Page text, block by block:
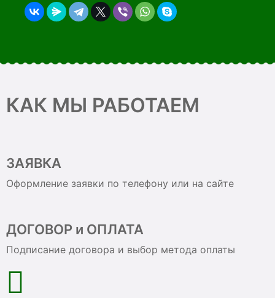
КАК МЫ РАБОТАЕМ
ЗАЯВКА
Оформление заявки по телефону или на сайте
ДОГОВОР и ОПЛАТА
Подписание договора и выбор метода оплаты